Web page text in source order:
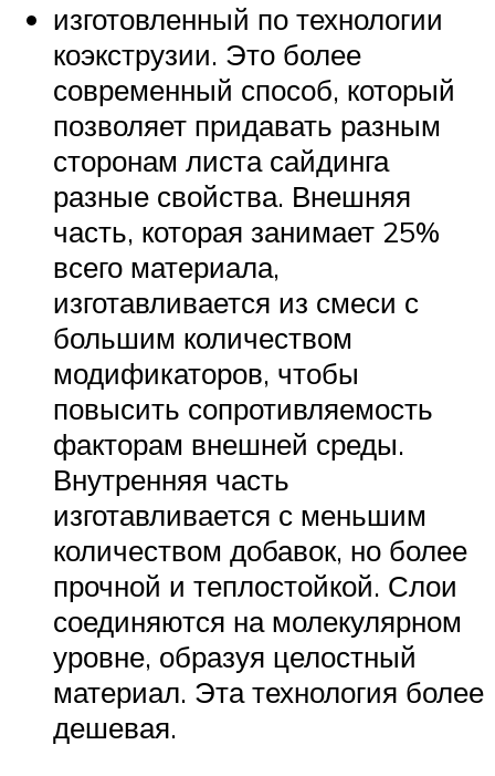
изготовленный по технологии
коэкструзии. Это более
современный способ, который
позволяет придавать разным
сторонам листа сайдинга
разные свойства. Внешняя
часть, которая занимает 25%
всего материала,
изготавливается из смеси с
большим количеством
модификаторов, чтобы
повысить сопротивляемость
факторам внешней среды.
Внутренняя часть
изготавливается с меньшим
количеством добавок, но более
прочной и теплостойкой. Слои
соединяются на молекулярном
уровне, образуя целостный
материал. Эта технология более
дешевая.